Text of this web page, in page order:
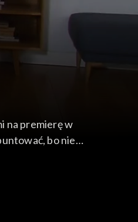
bo nie
Cała scenę widzi